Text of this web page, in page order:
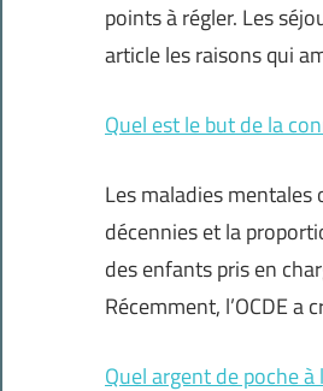
points à régler. Les
article les raisons qui
Quel est le but de la
Les maladies
décennies et la
des enfants pris en
Récemment, l’OCDE
Quel argent de poche à